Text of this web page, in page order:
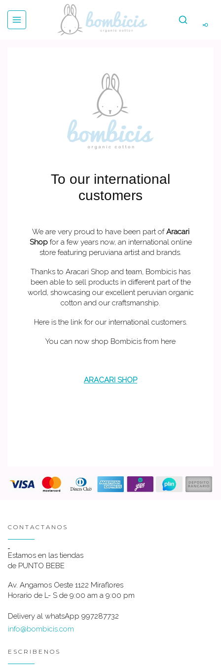
×0
To our international
customers
We are very proud to have been part ofAracari
Shopfor a few years now, an international online
store featuring peruviana artist and brands.
Thanks to Aracari Shop and team, Bombicis has
been able to sell products in different part of the
world, showcasing our excellent peruvian organic
cotton and our craftsmanship.
Here is the link for our international customers.
You can now shop Bombicis from here
ARACARI SHOP
CONTACTANOS
Estamos en las tiendas
de PUNTO BEBE
Av. Angamos Oeste 1122 Miraflores
Horario de L- S de 9:00 am a 9:00 pm
Delivery al whatsApp 997287732
info@bombicis.com
ESCRIBENOS